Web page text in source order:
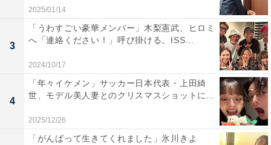
2025/01/14
3
「うわすごい豪華メンバー」木梨憲武、ヒロミ
へ「連絡ください！」呼び掛ける。ISS...
2024/10/17
4
「年々イケメン」サッカー日本代表・上田綺
世、モデル美人妻とのクリスマスショットに...
2025/12/26
「がんばって生きてくれました」氷川きよ